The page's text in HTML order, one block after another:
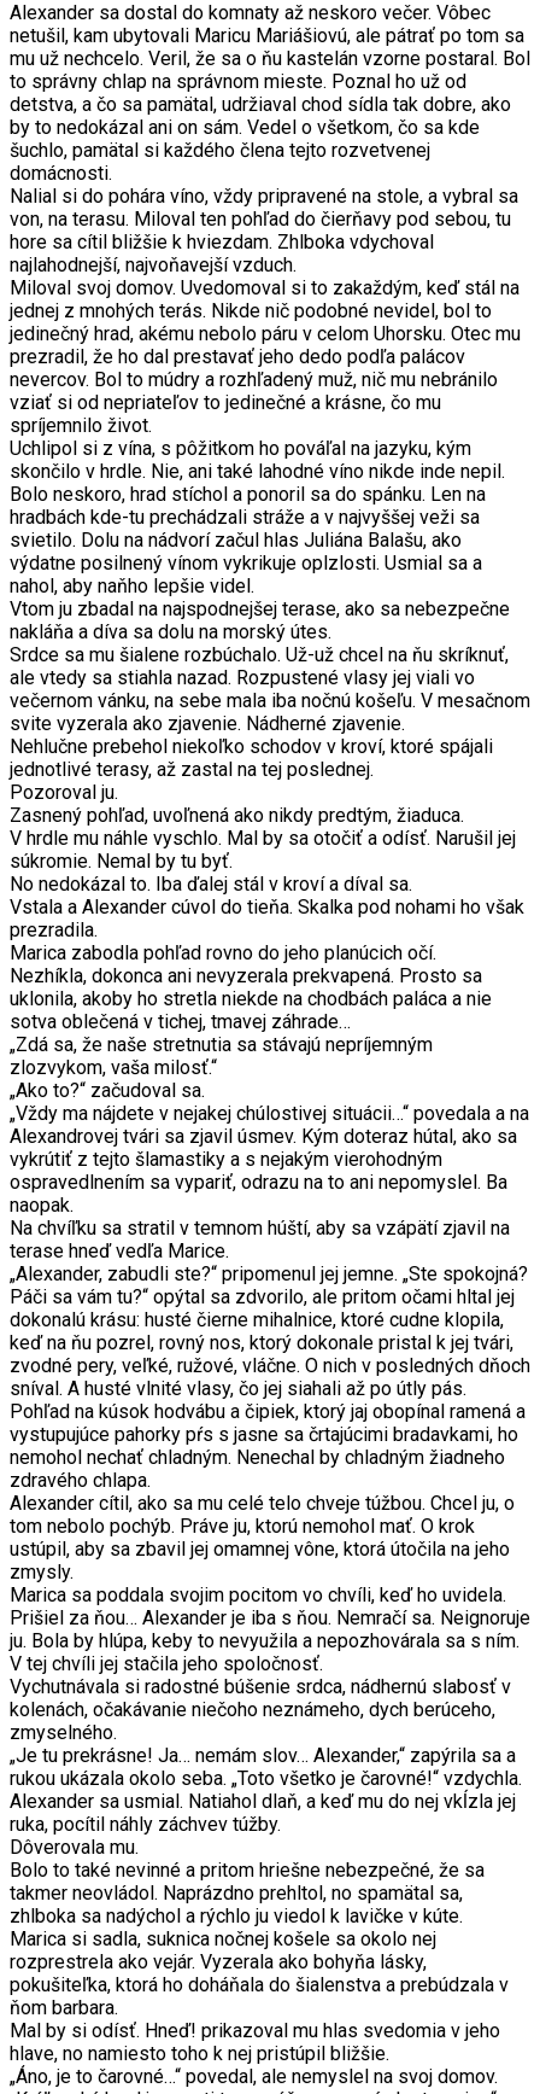
Alexander sa dostal do komnaty až neskoro večer. Vôbec
netušil, kam ubytovali Maricu Mariášiovú, ale pátrať po tom sa
mu už nechcelo. Veril, že sa o ňu kastelán vzorne postaral. Bol
to správny chlap na správnom mieste. Poznal ho už od
detstva, a čo sa pamätal, udržiaval chod sídla tak dobre, ako
by to nedokázal ani on sám. Vedel o všetkom, čo sa kde
šuchlo, pamätal si každého člena tejto rozvetvenej
domácnosti.
Nalial si do pohára víno, vždy pripravené na stole, a vybral sa
von, na terasu. Miloval ten pohľad do čierňavy pod sebou, tu
hore sa cítil bližšie k hviezdam. Zhlboka vdychoval
najlahodnejší, najvoňavejší vzduch.
Miloval svoj domov. Uvedomoval si to zakaždým, keď stál na
jednej z mnohých terás. Nikde nič podobné nevidel, bol to
jedinečný hrad, akému nebolo páru v celom Uhorsku. Otec mu
prezradil, že ho dal prestavať jeho dedo podľa palácov
nevercov. Bol to múdry a rozhľadený muž, nič mu nebránilo
vziať si od nepriateľov to jedinečné a krásne, čo mu
spríjemnilo život.
Uchlipol si z vína, s pôžitkom ho pováľal na jazyku, kým
skončilo v hrdle. Nie, ani také lahodné víno nikde inde nepil.
Bolo neskoro, hrad stíchol a ponoril sa do spánku. Len na
hradbách kde-tu prechádzali stráže a v najvyššej veži sa
svietilo. Dolu na nádvorí začul hlas Juliána Balašu, ako
výdatne posilnený vínom vykrikuje oplzlosti. Usmial sa a
nahol, aby naňho lepšie videl.
Vtom ju zbadal na najspodnejšej terase, ako sa nebezpečne
nakláňa a díva sa dolu na morský útes.
Srdce sa mu šialene rozbúchalo. Už-už chcel na ňu skríknuť,
ale vtedy sa stiahla nazad. Rozpustené vlasy jej viali vo
večernom vánku, na sebe mala iba nočnú košeľu. V mesačnom
svite vyzerala ako zjavenie. Nádherné zjavenie.
Nehlučne prebehol niekoľko schodov v kroví, ktoré spájali
jednotlivé terasy, až zastal na tej poslednej.
Pozoroval ju.
Zasnený pohľad, uvoľnená ako nikdy predtým, žiaduca.
V hrdle mu náhle vyschlo. Mal by sa otočiť a odísť. Narušil jej
súkromie. Nemal by tu byť.
No nedokázal to. Iba ďalej stál v kroví a díval sa.
Vstala a Alexander cúvol do tieňa. Skalka pod nohami ho však
prezradila.
Marica zabodla pohľad rovno do jeho planúcich očí.
Nezhíkla, dokonca ani nevyzerala prekvapená. Prosto sa
uklonila, akoby ho stretla niekde na chodbách paláca a nie
sotva oblečená v tichej, tmavej záhrade…
„Zdá sa, že naše stretnutia sa stávajú nepríjemným
zlozvykom, vaša milosť.“
„Ako to?“ začudoval sa.
„Vždy ma nájdete v nejakej chúlostivej situácii…“ povedala a na
Alexandrovej tvári sa zjavil úsmev. Kým doteraz hútal, ako sa
vykrútiť z tejto šlamastiky a s nejakým vierohodným
ospravedlnením sa vypariť, odrazu na to ani nepomyslel. Ba
naopak.
Na chvíľku sa stratil v temnom húští, aby sa vzápätí zjavil na
terase hneď vedľa Marice.
„Alexander, zabudli ste?“ pripomenul jej jemne. „Ste spokojná?
Páči sa vám tu?“ opýtal sa zdvorilo, ale pritom očami hltal jej
dokonalú krásu: husté čierne mihalnice, ktoré cudne klopila,
keď na ňu pozrel, rovný nos, ktorý dokonale pristal k jej tvári,
zvodné pery, veľké, ružové, vláčne. O nich v posledných dňoch
sníval. A husté vlnité vlasy, čo jej siahali až po útly pás.
Pohľad na kúsok hodvábu a čipiek, ktorý jaj obopínal ramená a
vystupujúce pahorky pŕs s jasne sa črtajúcimi bradavkami, ho
nemohol nechať chladným. Nenechal by chladným žiadneho
zdravého chlapa.
Alexander cítil, ako sa mu celé telo chveje túžbou. Chcel ju, o
tom nebolo pochýb. Práve ju, ktorú nemohol mať. O krok
ustúpil, aby sa zbavil jej omamnej vône, ktorá útočila na jeho
zmysly.
Marica sa poddala svojim pocitom vo chvíli, keď ho uvidela.
Prišiel za ňou… Alexander je iba s ňou. Nemračí sa. Neignoruje
ju. Bola by hlúpa, keby to nevyužila a nepozhovárala sa s ním.
V tej chvíli jej stačila jeho spoločnosť.
Vychutnávala si radostné búšenie srdca, nádhernú slabosť v
kolenách, očakávanie niečoho neznámeho, dych berúceho,
zmyselného.
„Je tu prekrásne! Ja… nemám slov… Alexander,“ zapýrila sa a
rukou ukázala okolo seba. „Toto všetko je čarovné!“ vzdychla.
Alexander sa usmial. Natiahol dlaň, a keď mu do nej vkĺzla jej
ruka, pocítil náhly záchvev túžby.
Dôverovala mu.
Bolo to také nevinné a pritom hriešne nebezpečné, že sa
takmer neovládol. Naprázdno prehltol, no spamätal sa,
zhlboka sa nadýchol a rýchlo ju viedol k lavičke v kúte.
Marica si sadla, suknica nočnej košele sa okolo nej
rozprestrela ako vejár. Vyzerala ako bohyňa lásky,
pokušiteľka, ktorá ho doháňala do šialenstva a prebúdzala v
ňom barbara.
Mal by si odísť. Hneď! prikazoval mu hlas svedomia v jeho
hlave, no namiesto toho k nej pristúpil bližšie.
„Áno, je to čarovné…“ povedal, ale nemyslel na svoj domov.